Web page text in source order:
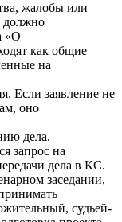
жалобы или
должно
«О
как общие
на
Если заявление не
оно
дела.
запрос на
дела в КС.
заседании,
судьей-